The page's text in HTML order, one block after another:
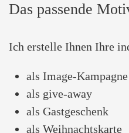
Das passende
Ich erstelle Ihnen Ihre
als Image-Kampagne
als give-away
als Gastgeschenk
als Weihnachtskarte